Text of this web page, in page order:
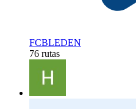
FCBLEDEN
76 rutas